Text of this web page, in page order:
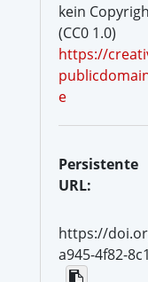
kein
(CC0 1.0)
https://
e
Persistente
URL:
https://
a945-4f82-